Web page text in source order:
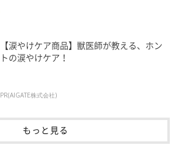
【涙やけケア商品】獣医師が教える、ホン
トの涙やけケア！
PR(AIGATE株式会社)
もっと見る